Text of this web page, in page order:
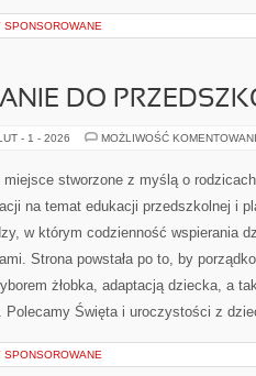
SPONSOROWANE
DO
- 1 - 2026 MOŻLIWOŚĆ
miejsce stworzone z myślą o
na temat edukacji przedszkolnej i
w którym codzienność wspierania
Strona powstała po to, by
żłobka, adaptacją dziecka, a
Polecamy Święta i uroczystości z
SPONSOROWANE